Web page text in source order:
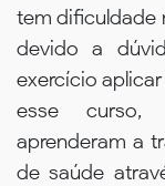
tem dificuldade
devido a
exercício
esse curso,
aprenderam a
de saúde